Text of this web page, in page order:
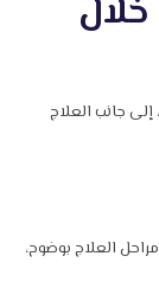
جانب العلاج
العلاج بوضوح،